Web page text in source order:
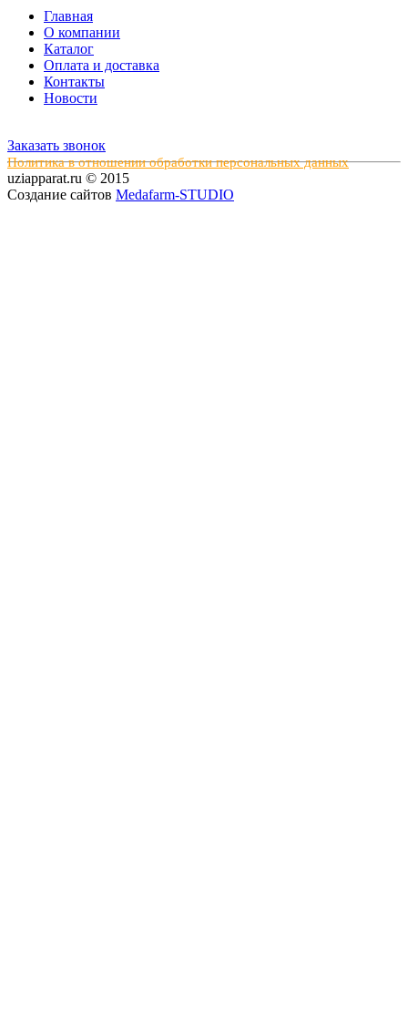
Главная
О компании
Каталог
Оплата и доставка
Контакты
Новости
Заказать звонок
Политика в отношении обработки персональных данных
uziapparat.ru © 2015
Создание сайтов Medafarm-STUDIO